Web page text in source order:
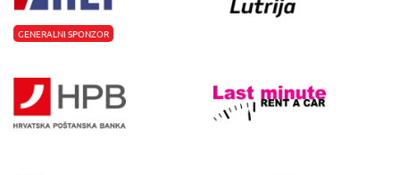
GENERALNI SPONZOR